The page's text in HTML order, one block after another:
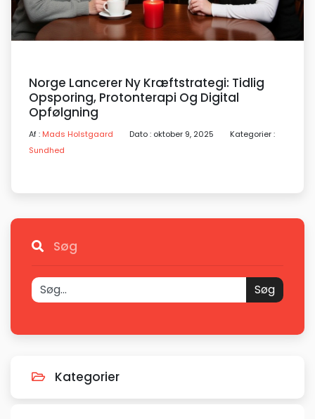
Norge Lancerer Ny Kræftstrategi: Tidlig
Opsporing, Protonterapi Og Digital
Opfølgning
Af : Mads Holstgaard Dato : oktober 9, 2025
Kategorier :
Sundhed
Søg
Søg
Kategorier